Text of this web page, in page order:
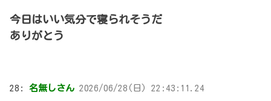
今日はいい気分で寝られそうだ
ありがとう
28: 名無しさん 2026/06/28(日) 22:43:11.24